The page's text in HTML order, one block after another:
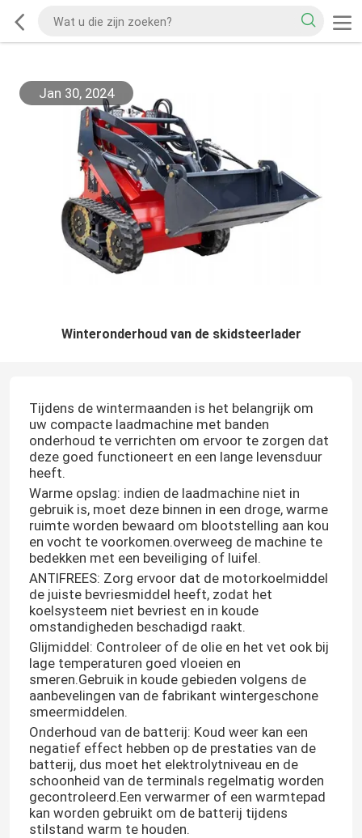
Jan 30, 2024
Winteronderhoud van de skidsteerlader
Tijdens de wintermaanden is het belangrijk om
uw compacte laadmachine met banden
onderhoud te verrichten om ervoor te zorgen dat
deze goed functioneert en een lange levensduur
heeft.
Warme opslag: indien de laadmachine niet in
gebruik is, moet deze binnen in een droge, warme
ruimte worden bewaard om blootstelling aan kou
en vocht te voorkomen.overweeg de machine te
bedekken met een beveiliging of luifel.
ANTIFREES: Zorg ervoor dat de motorkoelmiddel
de juiste bevriesmiddel heeft, zodat het
koelsysteem niet bevriest en in koude
omstandigheden beschadigd raakt.
Glijmiddel: Controleer of de olie en het vet ook bij
lage temperaturen goed vloeien en
smeren.Gebruik in koude gebieden volgens de
aanbevelingen van de fabrikant wintergeschone
smeermiddelen.
Onderhoud van de batterij: Koud weer kan een
negatief effect hebben op de prestaties van de
batterij, dus moet het elektrolytniveau en de
schoonheid van de terminals regelmatig worden
gecontroleerd.Een verwarmer of een warmtepad
kan worden gebruikt om de batterij tijdens
stilstand warm te houden.